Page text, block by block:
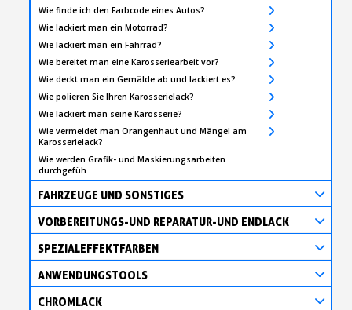
Wie finde ich den Farbcode eines Autos?
Wie lackiert man ein Motorrad?
Wie lackiert man ein Fahrrad?
Wie bereitet man eine Karosseriearbeit vor?
Wie deckt man ein Gemälde ab und lackiert es?
Wie polieren Sie Ihren Karosserielack?
Wie lackiert man seine Karosserie?
Wie vermeidet man Orangenhaut und Mängel am
Karosserielack?
Wie werden Grafik- und Maskierungsarbeiten
durchgefüh
FAHRZEUGE UND SONSTIGES
VORBEREITUNGS-UND REPARATUR-UND ENDLACK
SPEZIALEFFEKTFARBEN
ANWENDUNGSTOOLS
CHROMLACK